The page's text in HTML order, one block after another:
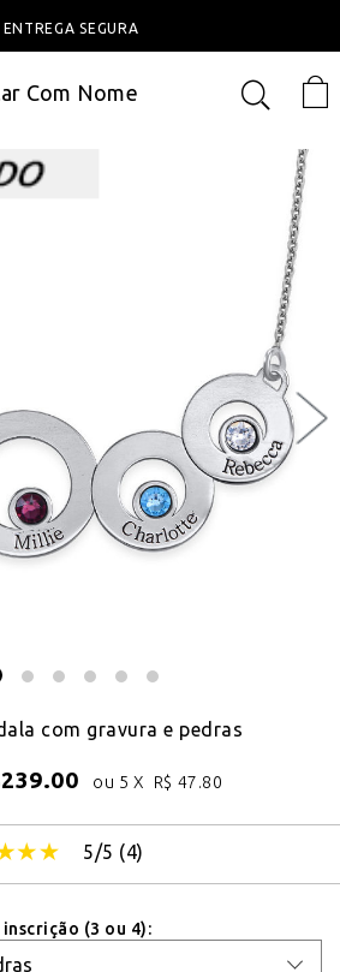
ENTREGA SEGURA
Com Nome
com gravura e pedras
239.00 ou 5 X R$ 47.80
5/5 (4)
(3 ou 4):